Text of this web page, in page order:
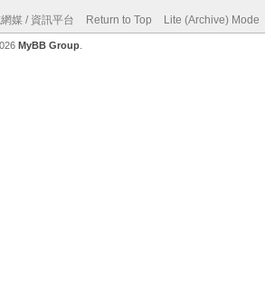
媒 / 資訊平台 Return to Top Lite (Archive) Mode
MyBB Group